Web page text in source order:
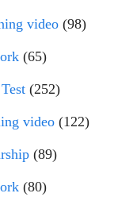
video(98)
(65)
(252)
video(122)
(89)
(80)